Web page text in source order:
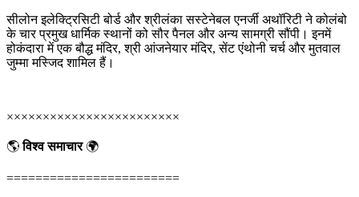
सीलोन इलेक्ट्रिसिटी बोर्ड और श्रीलंका सस्टेनेबल एनर्जी अथॉरिटी ने कोलंबो
के चार प्रमुख धार्मिक स्थानों को सौर पैनल और अन्य सामग्री सौंपी। इनमें
होकंदारा में एक बौद्ध मंदिर, श्री आंजनेयार मंदिर, सेंट एंथोनी चर्च और मुतवाल
जुम्मा मस्जिद शामिल हैं।
××××××××××××××××××××××××
🌎विश्व समाचार🌍
========================